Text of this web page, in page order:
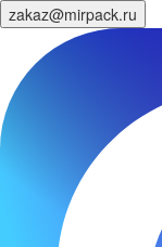
zakaz@mirpack.ru